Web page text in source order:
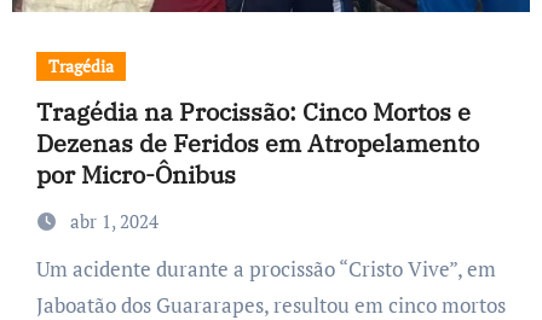
Tragédia
Tragédia na Procissão: Cinco Mortos e
Dezenas de Feridos em Atropelamento
por Micro-Ônibus
abr 1, 2024
Um acidente durante a procissão “Cristo Vive”, em
Jaboatão dos Guararapes, resultou em cinco mortos